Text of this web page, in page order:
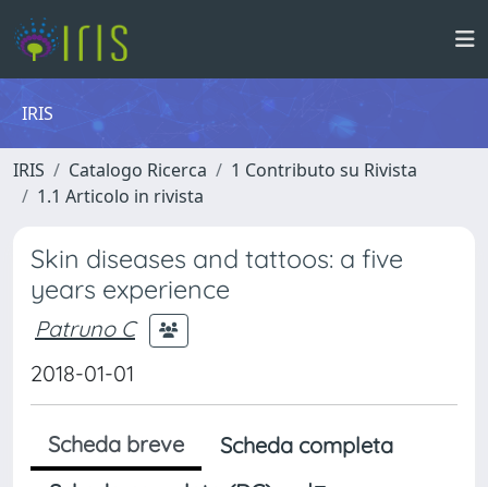
IRIS
IRIS Catalogo Ricerca
1 Contributo su Rivista
1.1 Articolo in rivista
Skin diseases and tattoos: a five
years experience
Patruno C
2018-01-01
Scheda breve
Scheda completa